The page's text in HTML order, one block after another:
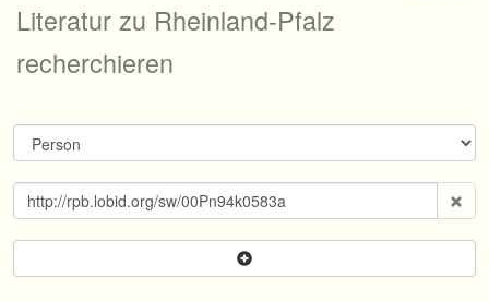
Literatur zu Rheinland-Pfalz
recherchieren